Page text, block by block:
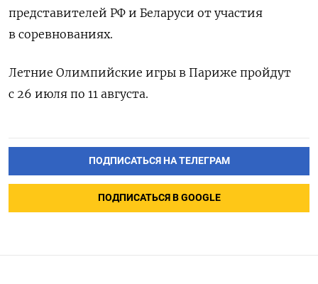
представителей РФ и Беларуси от участия
в соревнованиях.
Летние Олимпийские игры в Париже пройдут
с 26 июля по 11 августа.
ПОДПИСАТЬСЯ НА ТЕЛЕГРАМ
ПОДПИСАТЬСЯ В GOOGLE